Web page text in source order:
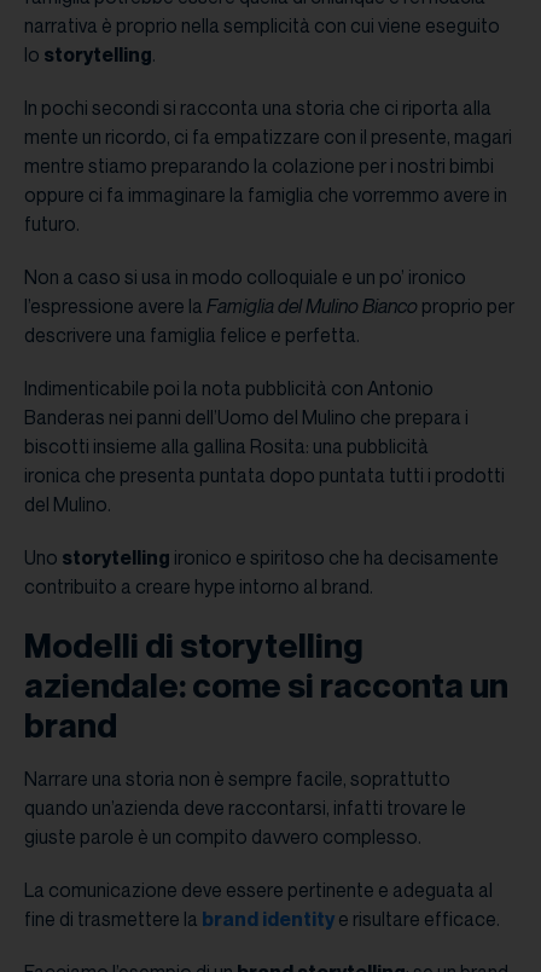
narrativa è proprio nella semplicità con cui viene eseguito
lo storytelling.
In pochi secondi si racconta una storia che ci riporta alla
mente un ricordo, ci fa empatizzare con il presente, magari
mentre stiamo preparando la colazione per i nostri bimbi
oppure ci fa immaginare la famiglia che vorremmo avere in
futuro.
Non a caso si usa in modo colloquiale e un po’ ironico
l’espressione avere la Famiglia del Mulino Bianco proprio per
descrivere una famiglia felice e perfetta.
Indimenticabile poi la nota pubblicità con Antonio
Banderas nei panni dell’Uomo del Mulino che prepara i
biscotti insieme alla gallina Rosita: una pubblicità
ironica che presenta puntata dopo puntata tutti i prodotti
del Mulino.
Uno storytelling ironico e spiritoso che ha decisamente
contribuito a creare hype intorno al brand.
Modelli di storytelling
aziendale: come si racconta un
brand
Narrare una storia non è sempre facile, soprattutto
quando un’azienda deve raccontarsi, infatti trovare le
giuste parole è un compito davvero complesso.
La comunicazione deve essere pertinente e adeguata al
fine di trasmettere la brand identity e risultare efficace.